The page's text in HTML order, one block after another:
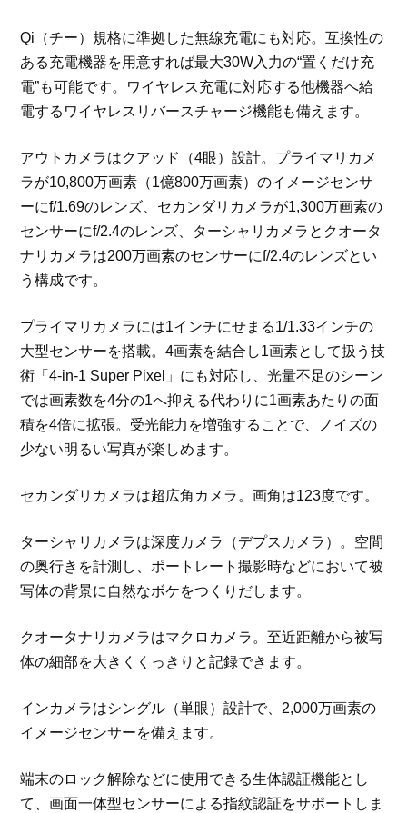
Qi（チー）規格に準拠した無線充電にも対応。互換性の
ある充電機器を用意すれば最大30W入力の“置くだけ充
電”も可能です。ワイヤレス充電に対応する他機器へ給
電するワイヤレスリバースチャージ機能も備えます。
アウトカメラはクアッド（4眼）設計。プライマリカメ
ラが10,800万画素（1億800万画素）のイメージセンサ
ーにf/1.69のレンズ、セカンダリカメラが1,300万画素の
センサーにf/2.4のレンズ、ターシャリカメラとクオータ
ナリカメラは200万画素のセンサーにf/2.4のレンズとい
う構成です。
プライマリカメラには1インチにせまる1/1.33インチの
大型センサーを搭載。4画素を結合し1画素として扱う技
術「4-in-1 Super Pixel」にも対応し、光量不足のシーン
では画素数を4分の1へ抑える代わりに1画素あたりの面
積を4倍に拡張。受光能力を増強することで、ノイズの
少ない明るい写真が楽しめます。
セカンダリカメラは超広角カメラ。画角は123度です。
ターシャリカメラは深度カメラ（デプスカメラ）。空間
の奥行きを計測し、ポートレート撮影時などにおいて被
写体の背景に自然なボケをつくりだします。
クオータナリカメラはマクロカメラ。至近距離から被写
体の細部を大きくくっきりと記録できます。
インカメラはシングル（単眼）設計で、2,000万画素の
イメージセンサーを備えます。
端末のロック解除などに使用できる生体認証機能とし
て、画面一体型センサーによる指紋認証をサポートしま